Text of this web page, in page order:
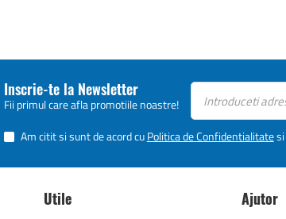
Inscrie-te la Newsletter
Fii primul care afla promotiile noastre!
Am citit si sunt de acord cuPolitica de Confidentialitatesi
Utile Ajutor